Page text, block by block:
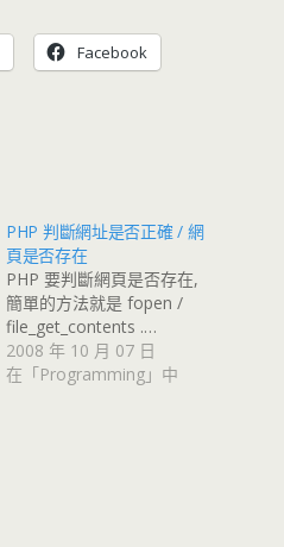
Facebook
PHP 判斷網址是否正確 / 網
頁是否存在
PHP 要判斷網頁是否存在,
簡單的方法就是 fopen /
file_get_contents .…
2008 年 10 月 07 日
在「Programming」中